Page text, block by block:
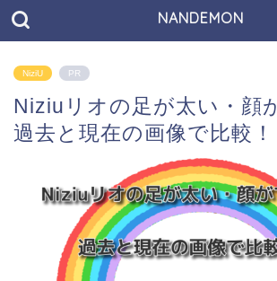
NANDEMON
NiziU PR
Niziuリオの足が太い・顔
過去と現在の画像で比較！